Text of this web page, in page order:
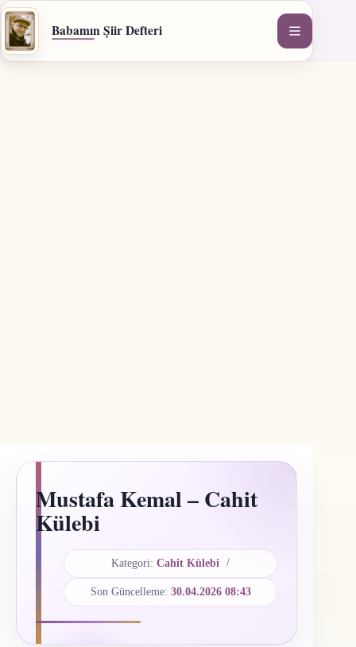
İçeriğe
geç
Babamın Şiir Defteri
Mustafa Kemal – Cahit
Külebi
Kategori: Cahit Külebi
Son Güncelleme: 30.04.2026 08:43